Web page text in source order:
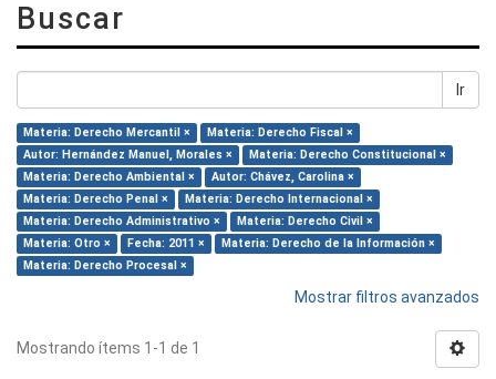
Buscar
Ir
Materia: Derecho Mercantil ×
Materia: Derecho Fiscal ×
Autor: Hernández Manuel, Morales ×
Materia: Derecho Constitucional ×
Materia: Derecho Ambiental ×
Autor: Chávez, Carolina ×
Materia: Derecho Penal ×
Materia: Derecho Internacional ×
Materia: Derecho Administrativo ×
Materia: Derecho Civil ×
Materia: Otro ×
Fecha: 2011 ×
Materia: Derecho de la Información ×
Materia: Derecho Procesal ×
Mostrar filtros avanzados
Mostrando ítems 1-1 de 1